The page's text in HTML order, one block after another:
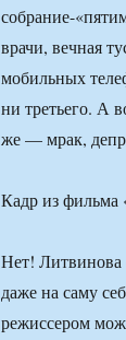
собрание-
врачи, вечная
мобильных
ни третьего. А
же — мрак,
Кадр из фильма
Нет! Литвинова
даже на саму
режиссером